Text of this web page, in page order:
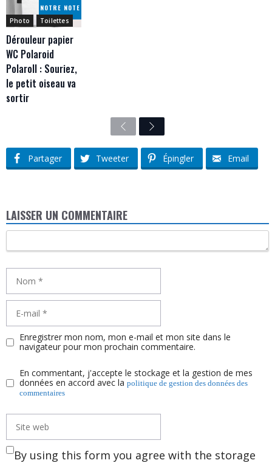
NOTRE NOTE
Photo Toilettes
Dérouleur papier
WC Polaroid
Polaroll : Souriez,
le petit oiseau va
sortir
PreviousNext
Partager Tweeter Épingler Email
LAISSER UN COMMENTAIRE
Nom
mail
Enregistrer mon nom, mon e-mail et mon site dans le
navigateur pour mon prochain commentaire.
En commentant, j'accepte le stockage et la gestion de mes
données en accord avec la politique de gestion des données des
commentaires
Site
web
By using this form you agree with the storage